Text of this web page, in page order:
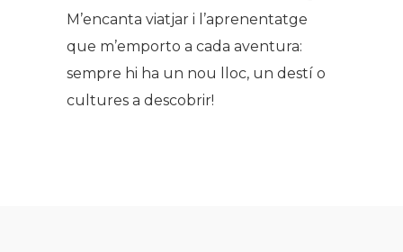
M’encanta viatjar i l’aprenentatge
que m’emporto a cada aventura:
sempre hi ha un nou lloc, un destí o
cultures a descobrir!